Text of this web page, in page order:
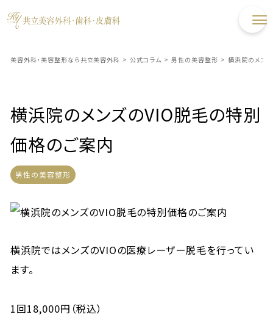
美容外科・美容整形なら共立美容外科 > 公式コラム > 男性の美容整形 > 横浜院のメン
横浜院のメンズのVIO脱毛の特別
価格のご案内
男性の美容整形
横浜院ではメンズのVIOの医療レーザー脱毛を行ってい
ます。
1回18,000円（税込）